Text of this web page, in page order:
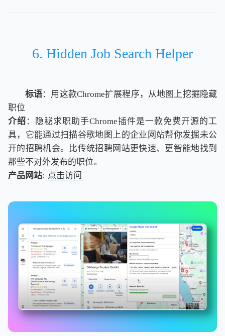
6. Hidden Job Search Helper
标语：用这款Chrome扩展程序，从地图上挖掘隐藏
职位
介绍 ：隐秘求职助手Chrome插件是一款免费开源的工
具，它能通过扫描谷歌地图上的企业网站帮你发掘未公
开的招聘机会。比传统招聘网站更快速、更智能地找到
那些不对外发布的职位。
产品网站: 点击访问